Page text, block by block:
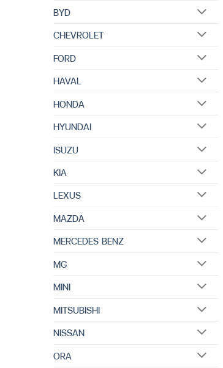
BYD
CHEVROLET
FORD
HAVAL
HONDA
HYUNDAI
ISUZU
KIA
LEXUS
MAZDA
MERCEDES BENZ
MG
MINI
MITSUBISHI
NISSAN
ORA